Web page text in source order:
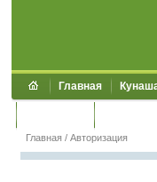
Главная
Главная / Авторизация